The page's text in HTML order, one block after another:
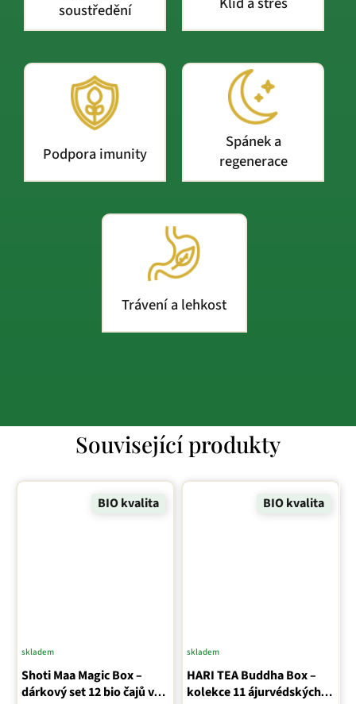
soustředění
Podpora imunity
Spánek a
regenerace
Trávení a lehkost
Související produkty
BIO kvalita
Shoti Maa Magic Box –
dárkový set 12 bio čajů v
Průměrné
hodnocení
produktu
skladem
BIO kvalita
HARI TEA Buddha Box –
kolekce 11 ájurvédských
skladem